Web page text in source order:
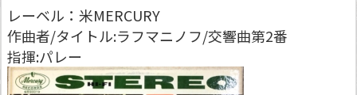
レーベル：米MERCURY
作曲者/タイトル:ラフマニノフ/交響曲第2番
指揮:パレー